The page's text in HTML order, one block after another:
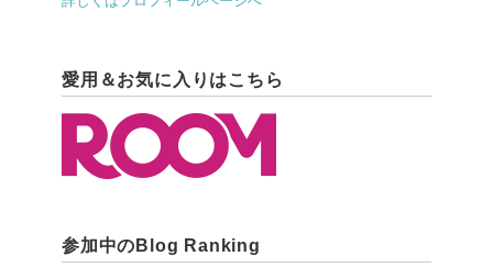
愛用＆お気に入りはこちら
参加中のBlog Ranking